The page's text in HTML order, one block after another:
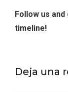
Follow us
timeline!
Deja una